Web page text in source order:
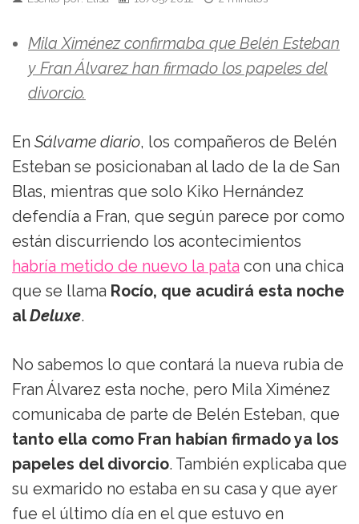
Mila Ximénez confirmaba que Belén Esteban
y Fran Álvarez han firmado los papeles del
divorcio.
En Sálvame diario, los compañeros de Belén
Esteban se posicionaban al lado de la de San
Blas, mientras que solo Kiko Hernández
defendía a Fran, que según parece por como
están discurriendo los acontecimientos
habría metido de nuevo la pata con una chica
que se llama Rocío, que acudirá esta noche
alDeluxe.
No sabemos lo que contará la nueva rubia de
Fran Álvarez esta noche, pero Mila Ximénez
comunicaba de parte de Belén Esteban, que
tanto ella como Fran habían firmado ya los
papeles del divorcio. También explicaba que
su exmarido no estaba en su casa y que ayer
fue el último día en el que estuvo en